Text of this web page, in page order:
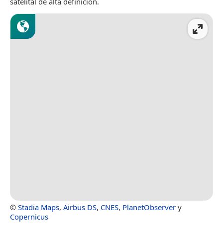
© Stadia Maps, Airbus DS, CNES, PlanetObserver y
Copernicus